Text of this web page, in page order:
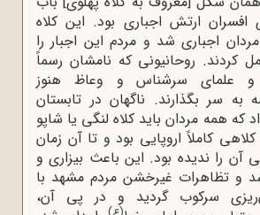
افسران ارتش اجباری بود. این کلاه
اجباری شد و مردم این اجبار را
کردند. روحانیونی که نامشان رسماً
علمای سرشناس و وعاظ هنوز
به سر بگذارند. ناگهان در تابستان
داد که همه مردان باید کلاه لنگی یا شاپو
کاملاً اروپایی بود و تا آن زمان
را ندیده بود. این باعث بیزاری و
و تظاهرات غیرخشن مردم مشهد با
سرکوب گردید و در پی آن،